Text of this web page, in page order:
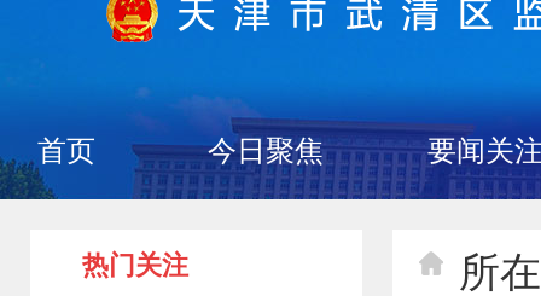
首页 今日聚焦 要闻关
热门关注 所